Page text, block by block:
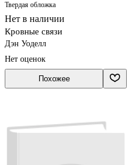
Твердая обложка
Нет в наличии
Кровные связи
Дэн Уоделл
Нет оценок
Похожее